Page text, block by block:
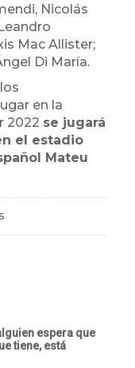
Nicolás
Mac Allister;
Di María.
en la
2022 se jugará
el estadio
Mateu
espera que
tiene, está